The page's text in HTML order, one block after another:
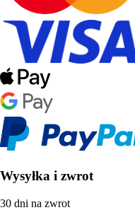
Wysyłka i zwrot
30 dni na zwrot